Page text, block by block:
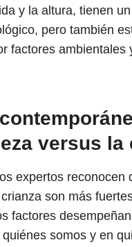
y la altura, tienen
pero también
factores ambientales
versus la
expertos reconocen
son más
factores
somos y en